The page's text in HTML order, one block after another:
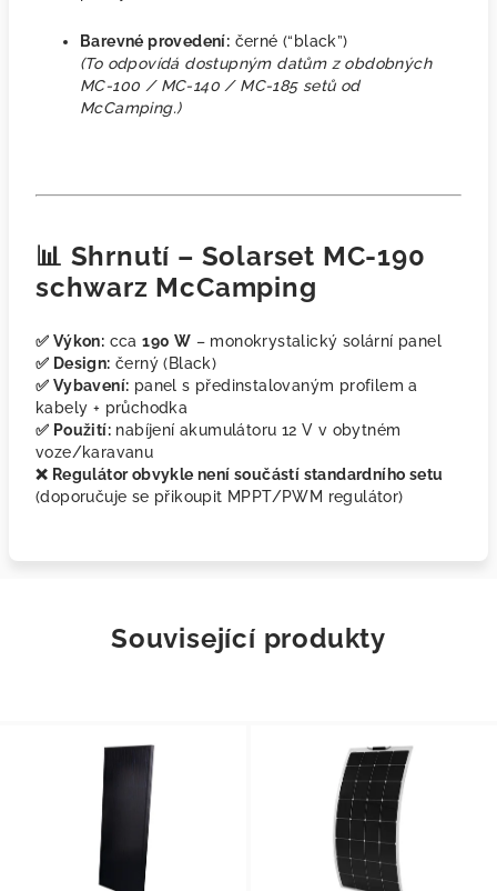
Barevné provedení: černé (“black”)
(To odpovídá dostupným datům z obdobných
MC-100 / MC-140 / MC-185 setů od
McCamping.)
📊 Shrnutí – Solarset MC-190
schwarz McCamping
✅ Výkon: cca190 W – monokrystalický solární panel
✅ Design: černý (Black)
✅ Vybavení: panel s předinstalovaným profilem a
kabely + průchodka
✅ Použití: nabíjení akumulátoru 12 V v obytném
voze/karavanu
❌ Regulátor obvykle není součástí standardního setu
(doporučuje se přikoupit MPPT/PWM regulátor)
Související produkty